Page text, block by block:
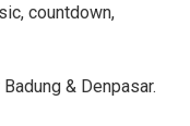
countdown,
& Denpasar.